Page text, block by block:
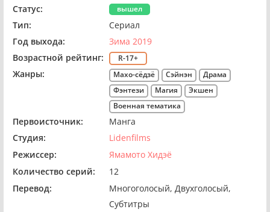
Статус: вышел
Тип:
Сериал
Год выхода:
Зима 2019
Возрастной рейтинг:
R-17+
Жанры: Махо-сёдзё Сэйнэн
Драма
Фэнтези
Магия
Экшен
Военная тематика
Первоисточник:
Манга
Студия:
Lidenfilms
Режиссер:
Ямамото Хидэё
Количество серий:
12
Перевод:
Многоголосый Двухголосый
Субтитры